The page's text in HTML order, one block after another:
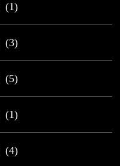
(1)
(3)
(5)
(1)
(4)